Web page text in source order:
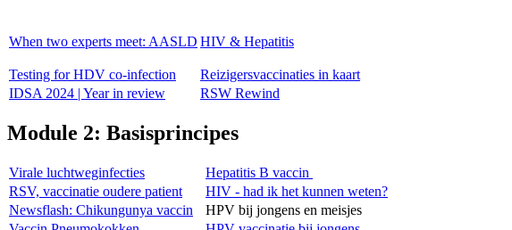
When two experts meet: AASLD HIV & Hepatitis
Testing for HDV co-infection
Reizigersvaccinaties in kaart
IDSA 2024 | Year in review
RSW Rewind
Module 2: Basisprincipes
Virale luchtweginfecties
Hepatitis B vaccin
RSV, vaccinatie oudere patient
HIV - had ik het kunnen weten?
Newsflash: Chikungunya vaccin
HPV bij jongens en meisjes